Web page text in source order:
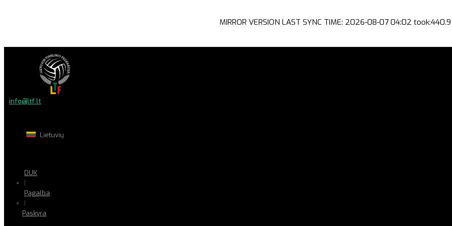
MIRROR VERSION LAST SYNC TIME: 2026-08-07 04:02
info@ltf.lt
Lietuvių
DUK
|
Pagalba
|
Paskyra